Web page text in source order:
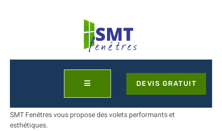
DEVIS GRATUIT
SMT Fenêtres vous propose des volets performants et
esthétiques.